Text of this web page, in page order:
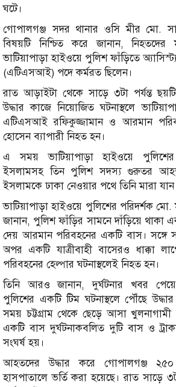
ঘটে।
গোপালগঞ্জ সদর থানার ওসি মীর মো.
বিষয়টি নিশ্চিত করে জানান,
ভাটিয়াপাড়া হাইওয়ে পুলিশ ফাঁড়িতে
(এটিএসআই) পদে কর্মরত ছিলেন।
রাত আড়াইটা থেকে সাড়ে ৩টা পর্যন্ত
উদ্ধার কাজে নিয়োজিত ঘটনাস্থলে
এটিএসআই রফিকুজ্জামান ও আরমান
হোসেন ব্যাপারী নিহত হন।
এ সময় ভাটিয়াপাড়া হাইওয়ে
ইসলামসহ তিন পুলিশ সদস্য গুরুতর
ইসলামকে ঢাকা নেওয়ার পথে তিনি মারা
ভাটিয়াপাড়া হাইওয়ে পুলিশের পরিদর্শক
জানান, পুলিশ ফাঁড়ির সামনে দাঁড়িয়ে থাকা
দেয় আরমান পরিবহনের একটি বাস। সঙ্গে
অপর একটি যাত্রীবাহী বাসেরও ধাক্কা
পরিবহনের হেল্পার ঘটনাস্থলেই নিহত হন।
তিনি আরও জানান, দুর্ঘটনার খবর পেয়ে
পুলিশের একটি টিম ঘটনাস্থলে পৌঁছে উদ্ধার
সময় চট্টগ্রাম থেকে ছেড়ে আসা খুলনাগামী
একটি বাস দুর্ঘটনাকবলিত দুটি বাস ও
সংঘর্ষ হয়।
আহতদের উদ্ধার করে গোপালগঞ্জ ২৫০
হাসপাতালে ভর্তি করা হয়েছে। রাত সাড়ে